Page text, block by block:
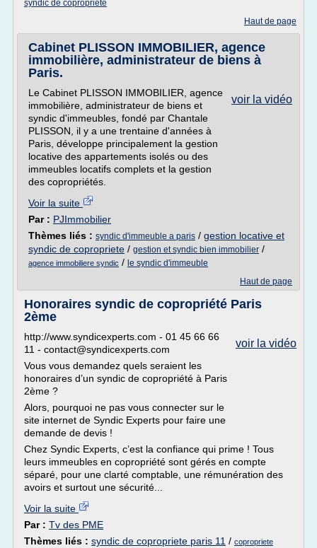
syndic de copropriete
Haut de page
Cabinet PLISSON IMMOBILIER, agence
immobilière, administrateur de biens à
Paris.
voir la vidéo
Le Cabinet PLISSON IMMOBILIER, agence
immobilière, administrateur de biens et
syndic d'immeubles, fondé par Chantale
PLISSON, il y a une trentaine d'années à
Paris, développe principalement la gestion
locative des appartements isolés ou des
immeubles locatifs complets et la gestion
des copropriétés.
Voir la suite
Par : PJImmobilier
Thèmes liés : syndic d'immeuble a paris / gestion locative et
syndic de copropriete / gestion et syndic bien immobilier /
agence immobiliere syndic / le syndic d'immeuble
Haut de page
Honoraires syndic de copropriété Paris
2ème
voir la vidéo
http://www.syndicexperts.com - 01 45 66 66
11 - contact@syndicexperts.com
Vous vous demandez quels seraient les
honoraires d’un syndic de copropriété à Paris
2ème ?
Alors, pourquoi ne pas vous connecter sur le
site internet de Syndic Experts pour faire une
demande de devis !
Chez Syndic Experts, c’est la confiance qui prime ! Tous
leurs immeubles en copropriété sont gérés en compte
séparé, pour une clarté comptable, une rémunération des
avoirs et surtout une sécurité...
Voir la suite
Par : Tv des PME
Thèmes liés : syndic de copropriete paris 11 / copropriete